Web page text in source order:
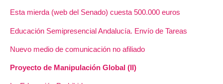
Esta mierda (web del Senado) cuesta 500.000 euros
Educación Semipresencial Andalucía. Envío de Tareas
Nuevo medio de comunicación no afiliado
Proyecto de Manipulación Global (II)